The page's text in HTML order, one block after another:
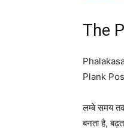
The
Plank
लम्बे समय
बनता है,